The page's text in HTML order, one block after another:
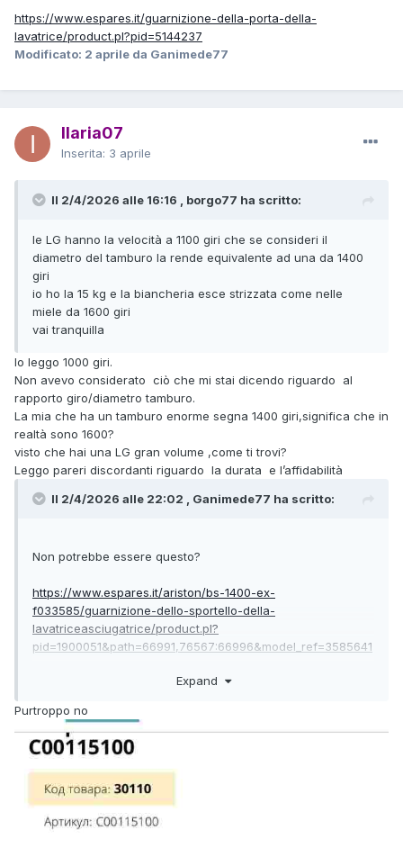
https://www.espares.it/guarnizione-della-porta-della-
lavatrice/product.pl?pid=5144237
Modificato: 2 aprile da Ganimede77
Ilaria07
Inserita: 3 aprile
Il 2/4/2026 alle 16:16 , borgo77 ha scritto:
le LG hanno la velocità a 1100 giri che se consideri il
diametro del tamburo la rende equivalente ad una da 1400
giri
io ho la 15 kg e la biancheria esce strizzata come nelle
miele da 1600 giri
vai tranquilla
Io leggo 1000 giri.
Non avevo considerato ciò che mi stai dicendo riguardo al
rapporto giro/diametro tamburo.
La mia che ha un tamburo enorme segna 1400 giri,significa che in
realtà sono 1600?
visto che hai una LG gran volume ,come ti trovi?
Leggo pareri discordanti riguardo la durata e l’affidabilità
Il 2/4/2026 alle 22:02 , Ganimede77 ha scritto:
Non potrebbe essere questo?
https://www.espares.it/ariston/bs-1400-ex-
f033585/guarnizione-dello-sportello-della-
lavatriceasciugatrice/product.pl?
pid=1900051&path=66991,76567:66996&model_ref=3585641
https://www.espares.it/guarnizione-della-porta-della-
Expand
Purtroppo no